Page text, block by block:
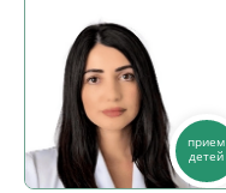
прием
детей